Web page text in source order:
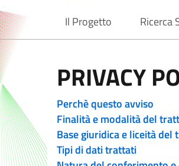
Il Progetto
current Ricerca
PRIVACY
Perchè questo avviso
Finalità e modalità del
Base giuridica e liceità del
Tipi di dati trattati